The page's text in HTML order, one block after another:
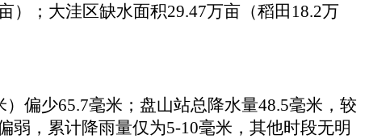
）；大洼区缺水面积29.47万亩（稻田18.2万
偏少65.7毫米；盘山站总降水量48.5毫米，较
弱，累计降雨量仅为5-10毫米，其他时段无明